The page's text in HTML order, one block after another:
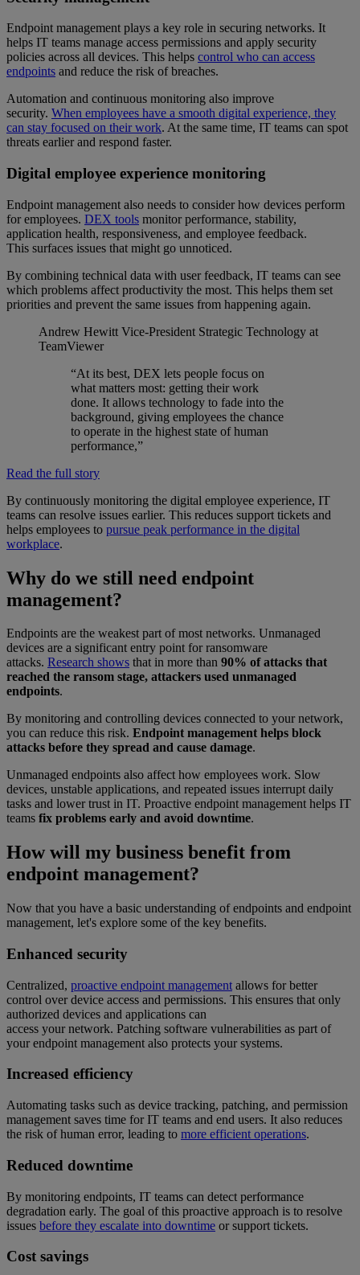
Endpoint management plays a key role in securing networks. It
helps IT teams manage access permissions and apply security
policies across all devices. This helps control who can access
endpoints and reduce the risk of breaches.
Automation and continuous monitoring also improve
security. When employees have a smooth digital experience, they
can stay focused on their work. At the same time, IT teams can spot
threats earlier and respond faster.
Digital employee experience monitoring
Endpoint management also needs to consider how devices perform
for employees. DEX tools monitor performance, stability,
application health, responsiveness, and employee feedback.
This surfaces issues that might go unnoticed.
By combining technical data with user feedback, IT teams can see
which problems affect productivity the most. This helps them set
priorities and prevent the same issues from happening again.
Andrew Hewitt Vice-President Strategic Technology at
TeamViewer
“At its best, DEX lets people focus on
what matters most: getting their work
done. It allows technology to fade into the
background, giving employees the chance
to operate in the highest state of human
performance,”
Read the full story
By continuously monitoring the digital employee experience, IT
teams can resolve issues earlier. This reduces support tickets and
helps employees to pursue peak performance in the digital
workplace.
Why do we still need endpoint
management?
Endpoints are the weakest part of most networks. Unmanaged
devices are a significant entry point for ransomware
attacks. Research shows that in more than 90% of attacks that
reached the ransom stage, attackers used unmanaged
endpoints.
By monitoring and controlling devices connected to your network,
you can reduce this risk. Endpoint management helps block
attacks before they spread and cause damage.
Unmanaged endpoints also affect how employees work. Slow
devices, unstable applications, and repeated issues interrupt daily
tasks and lower trust in IT. Proactive endpoint management helps IT
teams fix problems early and avoid downtime.
How will my business benefit from
endpoint management?
Now that you have a basic understanding of endpoints and endpoint
management, let's explore some of the key benefits.
Enhanced security
Centralized, proactive endpoint management allows for better
control over device access and permissions. This ensures that only
authorized devices and applications can
access your network. Patching software vulnerabilities as part of
your endpoint management also protects your systems.
Increased efficiency
Automating tasks such as device tracking, patching, and permission
management saves time for IT teams and end users. It also reduces
the risk of human error, leading to more efficient operations.
Reduced downtime
By monitoring endpoints, IT teams can detect performance
degradation early. The goal of this proactive approach is to resolve
issues before they escalate into downtime or support tickets.
Cost savings